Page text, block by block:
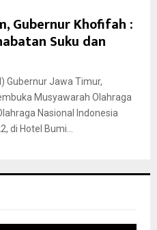
Gubernur Khofifah :
Suku dan
Gubernur Jawa Timur,
Musyawarah Olahraga
Nasional Indonesia
di Hotel Bumi...